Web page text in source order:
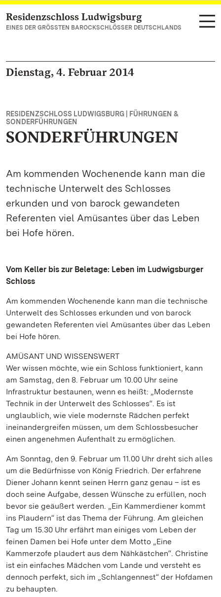
Zum Hauptinhalt springen
Residenzschloss Ludwigsburg
EINES DER GRÖSSTEN BAROCKSCHLÖSSER DEUTSCHLANDS
Dienstag, 4. Februar 2014
RESIDENZSCHLOSS LUDWIGSBURG | FÜHRUNGEN &
SONDERFÜHRUNGEN
SONDERFÜHRUNGEN
Am kommenden Wochenende kann man die
technische Unterwelt des Schlosses
erkunden und von barock gewandeten
Referenten viel Amüsantes über das Leben
bei Hofe hören.
Vom Keller bis zur Beletage: Leben im Ludwigsburger
Schloss
Am kommenden Wochenende kann man die technische
Unterwelt des Schlosses erkunden und von barock
gewandeten Referenten viel Amüsantes über das Leben
bei Hofe hören.
AMÜSANT UND WISSENSWERT
Wer wissen möchte, wie ein Schloss funktioniert, kann
am Samstag, den 8. Februar um 10.00 Uhr seine
Infrastruktur bestaunen, wenn es heißt: „Modernste
Technik in der Unterwelt des Schlosses“. Es ist
unglaublich, wie viele modernste Rädchen perfekt
ineinandergreifen müssen, um dem Schlossbesucher
einen angenehmen Aufenthalt zu ermöglichen.
Am Sonntag, den 9. Februar um 11.00 Uhr dreht sich alles
um die Bedürfnisse von König Friedrich. Der erfahrene
Diener Johann kennt seinen Herrn ganz genau – ist es
doch seine Aufgabe, dessen Wünsche zu erfüllen, noch
bevor sie geäußert werden. „Ein Kammerdiener kommt
ins Plaudern“ ist das Thema der Führung. Am gleichen
Tag um 15.30 Uhr erfährt man einiges vom Leben der
feinen Damen bei Hofe unter dem Motto „Eine
Kammerzofe plaudert aus dem Nähkästchen“. Christine
ist ein einfaches Mädchen vom Lande und versteht es
dennoch perfekt, sich im „Schlangennest“ der Hofdamen
zu behaupten.